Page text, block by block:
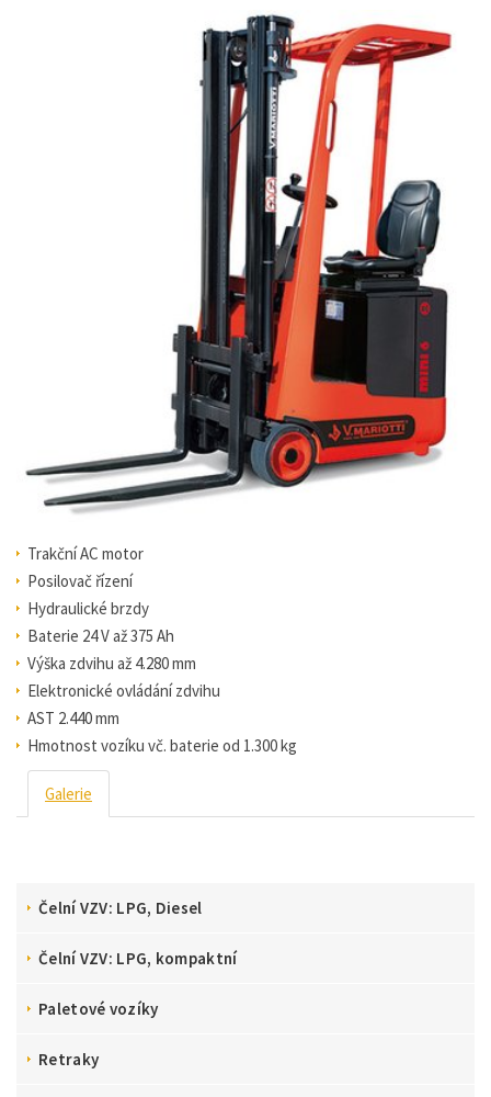
Trakční AC motor
Posilovač řízení
Hydraulické brzdy
Baterie 24 V až 375 Ah
Výška zdvihu až 4.280 mm
Elektronické ovládání zdvihu
AST 2.440 mm
Hmotnost vozíku vč. baterie od 1.300 kg
Galerie
Čelní VZV: LPG, Diesel
Čelní VZV: LPG, kompaktní
Paletové vozíky
Retraky